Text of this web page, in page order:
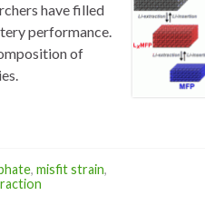
have filled
performance.
of
, misfit strain,